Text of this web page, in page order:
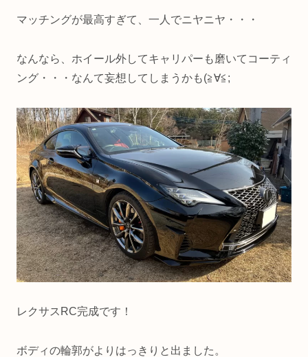
マッチングが最高すぎて、一人でニヤニヤ・・・
なんなら、ホイール外してキャリパーも磨いてコーティ
ング・・・なんて妄想してしまうかも(≧∀≦;
レクサスRC完成です！
ボディの輪郭がよりはっきりと出ました。